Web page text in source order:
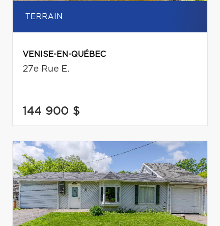
TERRAIN
VENISE-EN-QUÉBEC
27e Rue E.
144 900 $